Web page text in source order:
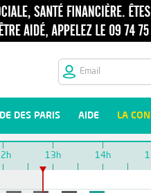
DES PARIS AIDE LA
13h 14h